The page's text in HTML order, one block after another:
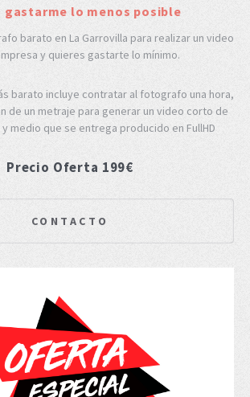
gastarme lo menos posible
barato en La Garrovilla para realizar un video
y quieres gastarte lo mínimo.
barato incluye contratar al fotografo una hora,
de un metraje para generar un video corto de
medio que se entrega producido en FullHD
Precio Oferta 199€
CONTACTO